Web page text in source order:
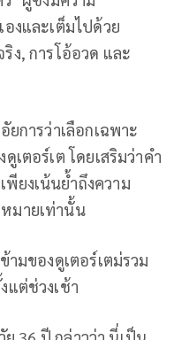
งและเต็มไปด้วย
, การโอ้อวด และ
ยการว่าเลือกเฉพาะ
เตอร์เต โดยเสริมว่าคำ
ยงเน้นย้ำถึงความ
มายเท่านั้น
มของดูเตอร์เตม่รวม
ต่ช่วงเช้า